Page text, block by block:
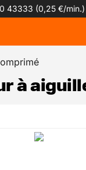
43333 (0,25 €/min.)
à